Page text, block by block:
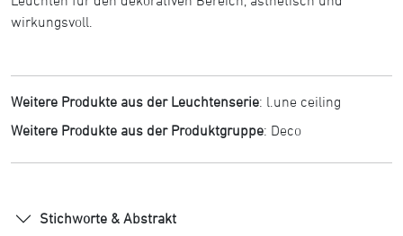
wirkungsvoll.
Weitere Produkte aus der Leuchtenserie: l.une ceiling
Weitere Produkte aus der Produktgruppe: Deco
Stichworte & Abstrakt